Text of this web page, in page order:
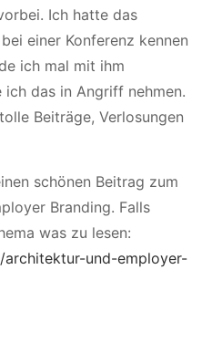
Ich hatte das
einer Konferenz kennen
ich mal mit ihm
das in Angriff nehmen.
Beiträge, Verlosungen
schönen Beitrag zum
Branding. Falls
was zu lesen:
und-employer-